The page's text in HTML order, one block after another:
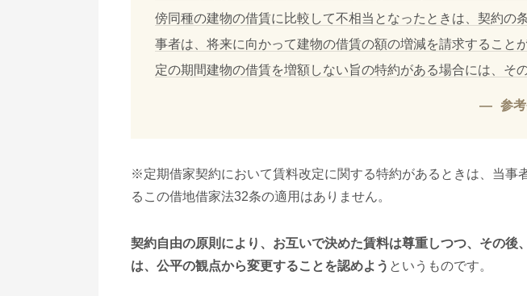
傍同種の建物の借賃に比較して不相当となったときは、契約の
事者は、将来に向かって建物の借賃の額の増減を請求すること
定の期間建物の借賃を増額しない旨の特約がある場合には、そ
参
※定期借家契約において賃料改定に関する特約があるときは、当事
るこの借地借家法32条の適用はありません。
契約自由の原則により、お互いで決めた賃料は尊重しつつ、その後
は、公平の観点から変更することを認めよう というものです。